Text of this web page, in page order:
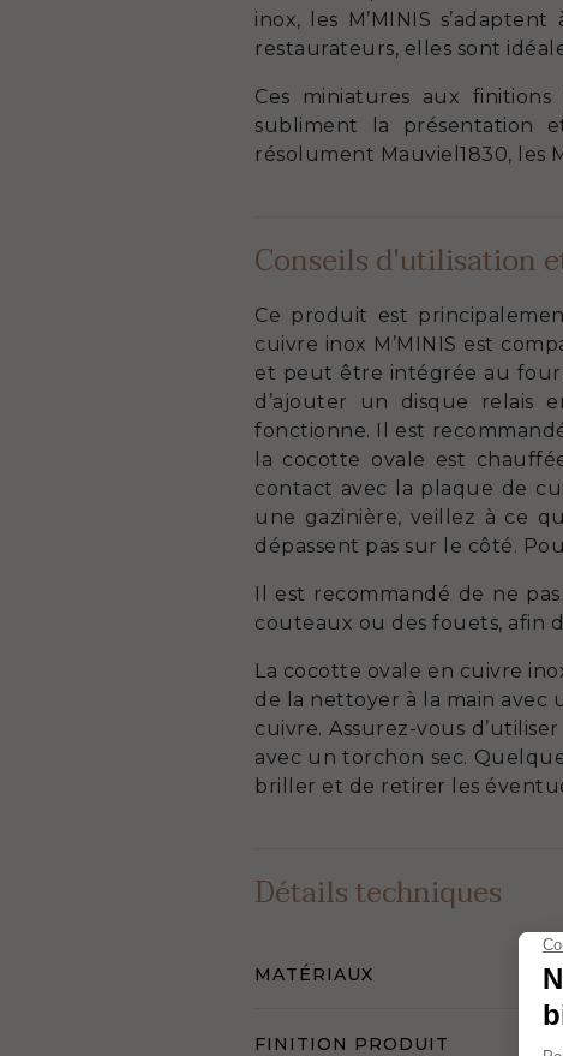
inox, les M’MINIS
restaurateurs, elles sont
Ces miniatures aux
subliment la présentation
résolument Mauviel1830, les
Conseils d'utilisation
Ce produit est
cuivre inox M’MINIS est
et peut être intégrée au
d’ajouter un disque
fonctionne. Il est
la cocotte ovale est
contact avec la plaque de
une gazinière, veillez à ce
dépassent pas sur le côté.
Il est recommandé de ne
couteaux ou des fouets, afin
La cocotte ovale en cuivre
de la nettoyer à la main avec
cuivre. Assurez-vous
avec un torchon sec.
briller et de retirer les
Détails techniques
MATÉRIAUX
FINITION PRODUIT